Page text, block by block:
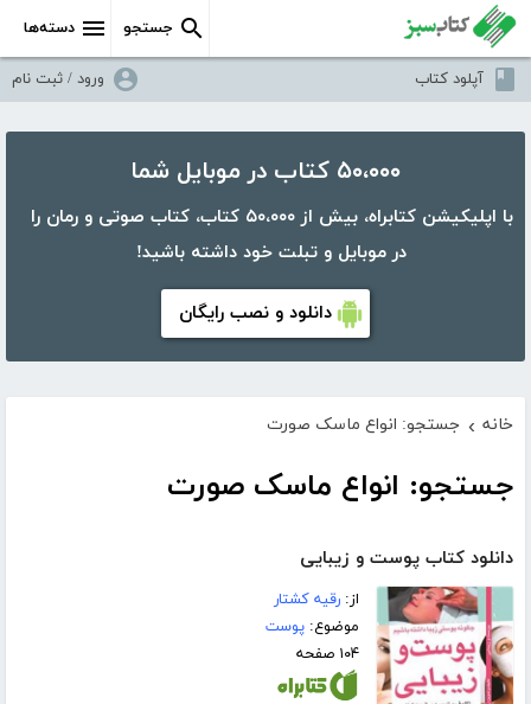
دسته‌ها جستجو
آپلود کتاب ورود / ثبت نام
۵۰،۰۰۰ کتاب در موبایل شما
با اپلیکیشن کتابراه، بیش از ۵۰،۰۰۰ کتاب، کتاب صوتی و رمان را
در موبایل و تبلت خود داشته باشید!
دانلود و نصب رایگان
خانه › جستجو: انواع ماسک صورت
جستجو: انواع ماسک صورت
دانلود کتاب پوست و زیبایی
از:رقیه کشتار
موضوع:پوست
۱۰۴ صفحه